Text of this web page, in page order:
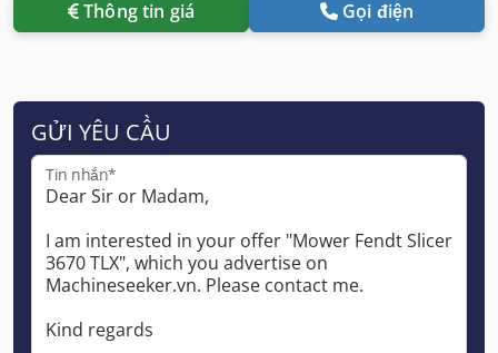
Thông tin giá Gọi điện
GỬI YÊU CẦU
Tin nhắn*